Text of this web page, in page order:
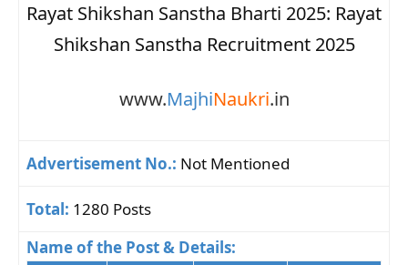
Rayat Shikshan Sanstha Bharti 2025: Rayat
Shikshan Sanstha Recruitment 2025
www.MajhiNaukri.in
Advertisement No.: Not Mentioned
Total: 1280 Posts
Name of the Post & Details: